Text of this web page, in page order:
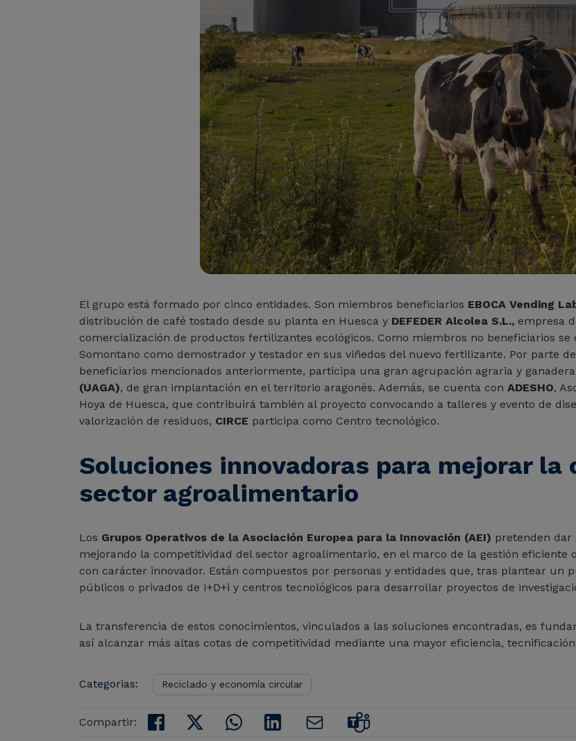
El grupo está formado por cinco entidades. Son miembros beneficiarios EBOCA Vending
distribución de café tostado desde su planta en Huesca y DEFEDER Alcolea S.L., empresa
comercialización de productos fertilizantes ecológicos. Como miembros no beneficiarios se
Somontano como demostrador y testador en sus viñedos del nuevo fertilizante. Por parte
beneficiarios mencionados anteriormente, participa una gran agrupación agraria y
(UAGA), de gran implantación en el territorio aragonés. Además, se cuenta con ADESHO,
Hoya de Huesca, que contribuirá también al proyecto convocando a talleres y evento de
valorización de residuos, CIRCE participa como Centro tecnológico.
Soluciones innovadoras para mejorar
sector agroalimentario
Los Grupos Operativos de la Asociación Europea para la Innovación (AEI) pretenden dar
mejorando la competitividad del sector agroalimentario, en el marco de la gestión
con carácter innovador. Están compuestos por personas y entidades que, tras plantear un
públicos o privados de I+D+i y centros tecnológicos para desarrollar proyectos de
La transferencia de estos conocimientos, vinculados a las soluciones encontradas, es
así alcanzar más altas cotas de competitividad mediante una mayor eficiencia,
Categorias: Reciclado y economía circular
Compartir: